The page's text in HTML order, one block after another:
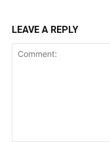
LEAVE A REPLY